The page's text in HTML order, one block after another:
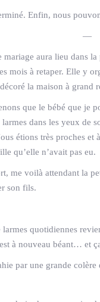
Enfin, nous
—
mariage aura lieu dans
mois à retaper. Elle y
la maison à grand
que le bébé que je
dans les yeux de
étions très proches
qu’elle n’avait pas eu.
me voilà attendant la
son fils.
quotidiennes
à nouveau béant… et
par une grande